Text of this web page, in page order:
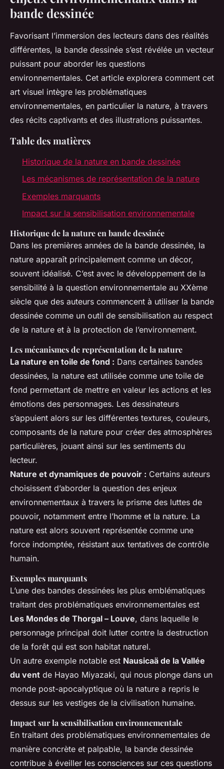
bande dessinée
Favorisant l’immersion des lecteurs dans des réalités
différentes, la bande dessinée s’est révélée un vecteur
puissant pour aborder les questions
environnementales. Cet article explorera comment cet
art visuel intègre les problématiques
environnementales, en particulier la nature, à travers
des récits captivants et des illustrations puissantes.
Table des matières
Historique de la nature en bande dessinée
Les mécanismes de représentation de la nature
Exemples marquants
Impact sur la sensibilisation environnementale
Historique de la nature en bande dessinée
Dans les premières années de la bande dessinée, la
nature apparaît principalement comme un décor,
souvent idéalisé. C’est avec le développement de la
sensibilité à la question environnementale au XXème
siècle que des auteurs commencent à utiliser la bande
dessinée comme un outil de sensibilisation au respect
de la nature et à la protection de l’environnement.
Les mécanismes de représentation de la nature
La nature en toile de fond : Dans certaines bandes
dessinées, la nature est utilisée comme une toile de
fond permettant de mettre en valeur les actions et les
émotions des personnages. Les dessinateurs
s’appuient alors sur les différentes textures, couleurs,
composants de la nature pour créer des atmosphères
particulières, jouant ainsi sur les sentiments du
lecteur.
Nature et dynamiques de pouvoir : Certains auteurs
choisissent d’aborder la question des enjeux
environnementaux à travers le prisme des luttes de
pouvoir, notamment entre l’homme et la nature. La
nature est alors souvent représentée comme une
force indomptée, résistant aux tentatives de contrôle
humain.
Exemples marquants
L’une des bandes dessinées les plus emblématiques
traitant des problématiques environnementales est
Les Mondes de Thorgal – Louve, dans laquelle le
personnage principal doit lutter contre la destruction
de la forêt qui est son habitat naturel.
Un autre exemple notable est Nausicaä de la Vallée
du vent de Hayao Miyazaki, qui nous plonge dans un
monde post-apocalyptique où la nature a repris le
dessus sur les vestiges de la civilisation humaine.
Impact sur la sensibilisation environnementale
En traitant des problématiques environnementales de
manière concrète et palpable, la bande dessinée
contribue à éveiller les consciences sur ces questions